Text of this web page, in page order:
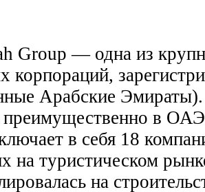
Group — одна из
корпораций,
Арабские Эмираты).
преимущественно в
в себя 18
на туристическом
на